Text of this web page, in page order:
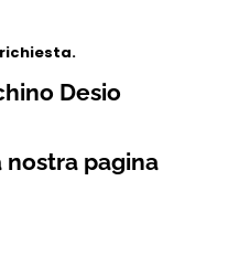
Desio
pagina